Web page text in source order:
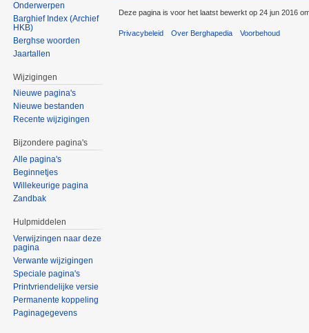
Onderwerpen
Barghief Index (Archief
HKB)
Berghse woorden
Jaartallen
Wijzigingen
Nieuwe pagina's
Nieuwe bestanden
Recente wijzigingen
Bijzondere pagina's
Alle pagina's
Beginnetjes
Willekeurige pagina
Zandbak
Hulpmiddelen
Verwijzingen naar deze
pagina
Verwante wijzigingen
Speciale pagina's
Printvriendelijke versie
Permanente koppeling
Paginagegevens
Deze pagina is voor het laatst bewerkt op 24 jun 2016
Privacybeleid Over Berghapedia Voorbehoud